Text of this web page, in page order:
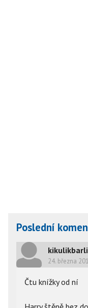
Poslední
24. března
Čtu knížky od ní